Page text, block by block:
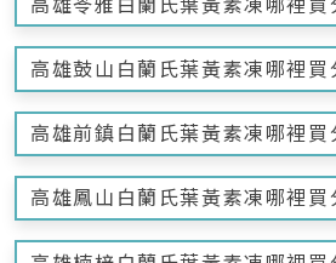
高雄鼓山白蘭氏葉黃素凍哪裡買
高雄前鎮白蘭氏葉黃素凍哪裡買
高雄鳳山白蘭氏葉黃素凍哪裡買